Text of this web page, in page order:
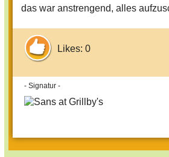
das war anstrengend, alles
Likes: 0
- Signatur -